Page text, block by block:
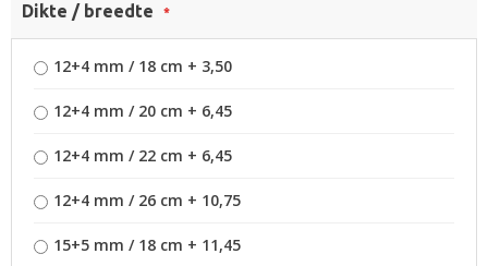
Dikte / breedte
12+4 mm / 18 cm + 3,50
12+4 mm / 20 cm + 6,45
12+4 mm / 22 cm + 6,45
12+4 mm / 26 cm + 10,75
15+5 mm / 18 cm + 11,45